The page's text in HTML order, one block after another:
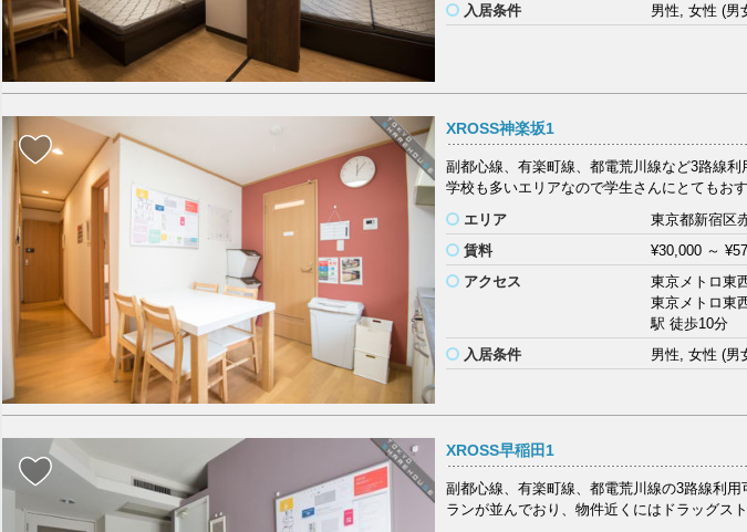
入居条件
男性, 女性 (男
XROSS神楽坂1
副都心線、有楽町線、都電荒川線など3路線
学校も多いエリアなので学生さんにとてもお
エリア
東京都新宿区
賃料
¥30,000 ～
アクセス
東京メトロ東
東京メトロ東
駅 徒歩10分
入居条件
男性, 女性 (男
XROSS早稲田1
副都心線、有楽町線、都電荒川線の3路線利
ランが並んでおり、物件近くにはドラッグス